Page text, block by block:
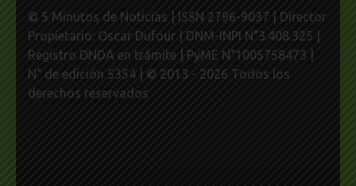
© 5 Minutos de Noticias | ISSN 2796-9037 | Director
Propietario: Oscar Dufour | DNM-INPI N°3.408.325 |
Registro DNDA en trámite | PyME N°1005758473 |
N° de edición 5354 | © 2013 - 2026 Todos los
derechos reservados